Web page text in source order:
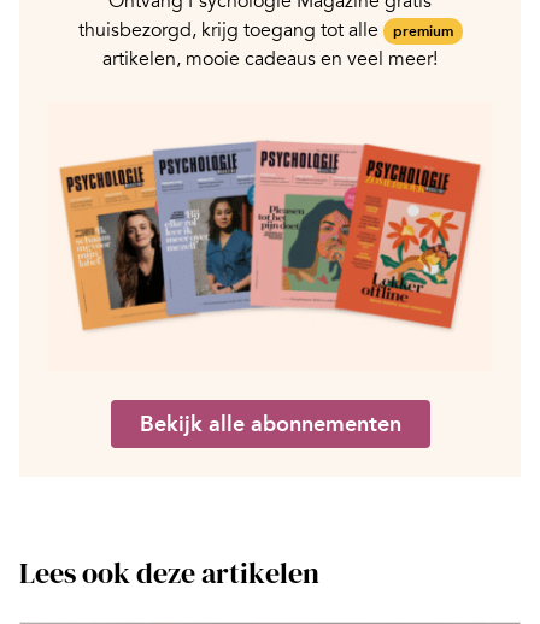
thuisbezorgd, krijg toegang tot alle
premium
artikelen, mooie cadeaus en veel meer!
Bekijk alle abonnementen
Lees ook deze artikelen